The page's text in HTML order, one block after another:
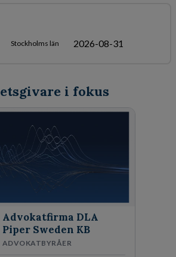
Stockholms län 2026-08-31
i fokus
Advokatfirma DLA
Piper Sweden KB
ADVOKATBYRÅER